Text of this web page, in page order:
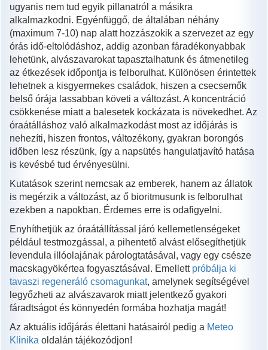
ugyanis nem tud egyik pillanatról a másikra
alkalmazkodni. Egyénfüggő, de általában néhány
(maximum 7-10) nap alatt hozzászokik a szervezet az egy
órás idő-eltolódáshoz, addig azonban fáradékonyabbak
lehetünk, alvászavarokat tapasztalhatunk és átmenetileg
az étkezések időpontja is felborulhat. Különösen érintettek
lehetnek a kisgyermekes családok, hiszen a csecsemők
belső órája lassabban követi a változást. A koncentráció
csökkenése miatt a balesetek kockázata is növekedhet. Az
óraátálláshoz való alkalmazkodást most az időjárás is
nehezíti, hiszen frontos, változékony, gyakran borongós
időben lesz részünk, így a napsütés hangulatjavító hatása
is kevésbé tud érvényesülni.
Kutatások szerint nemcsak az emberek, hanem az állatok
is megérzik a változást, az ő bioritmusunk is felborulhat
ezekben a napokban. Érdemes erre is odafigyelni.
Enyhíthetjük az óraátállítással járó kellemetlenségeket
például testmozgással, a pihentető alvást elősegíthetjük
levendula illóolajának párologtatásával, vagy egy csésze
macskagyökértea fogyasztásával. Emellett próbálja ki
tavaszi regeneráló csomagunkat, amelynek segítségével
legyőzheti az alvászavarok miatt jelentkező gyakori
fáradtságot és könnyedén formába hozhatja magát!
Az aktuális időjárás élettani hatásairól pedig a Meteo
Klinika oldalán tájékozódjon!